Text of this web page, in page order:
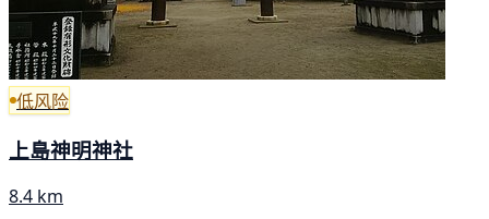
低风险
上島神明神社
8.4 km